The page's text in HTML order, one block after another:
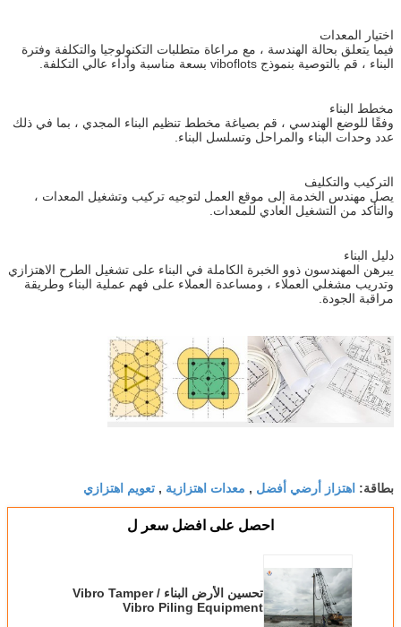
اختيار المعدات
فيما يتعلق بحالة الهندسة ، مع مراعاة متطلبات التكنولوجيا والتكلفة وفترة
البناء ، قم بالتوصية بنموذج viboflots بسعة مناسبة وأداء عالي التكلفة.
مخطط البناء
وفقًا للوضع الهندسي ، قم بصياغة مخطط تنظيم البناء المجدي ، بما في ذلك
عدد وحدات البناء والمراحل وتسلسل البناء.
التركيب والتكليف
يصل مهندس الخدمة إلى موقع العمل لتوجيه تركيب وتشغيل المعدات ،
والتأكد من التشغيل العادي للمعدات.
دليل البناء
يبرهن المهندسون ذوو الخبرة الكاملة في البناء على تشغيل الطرح الاهتزازي
وتدريب مشغلي العملاء ، ومساعدة العملاء على فهم عملية البناء وطريقة
مراقبة الجودة.
بطاقة: اهتزاز أرضي أفضل , معدات اهتزازية , تعويم اهتزازي
احصل على افضل سعر ل
تحسين الأرض البناء Vibro Tamper /
Vibro Piling Equipment